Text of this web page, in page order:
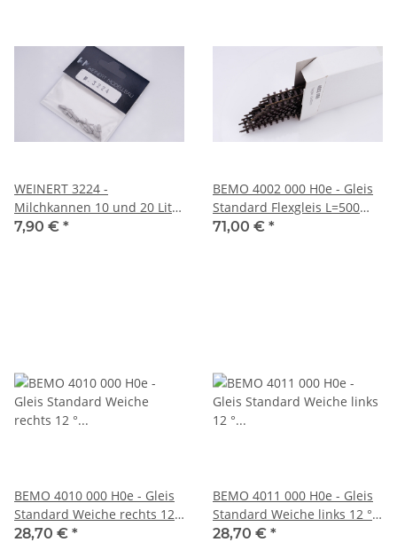
WEINERT 3224 -
Milchkannen 10 und 20 Liter
- VPE=5 Stück
7,90 € *
BEMO 4002 000 H0e - Gleis
Standard Flexgleis L=500
mm, braun - VPE=10 Stück
71,00 € *
BEMO 4010 000 H0e - Gleis
Standard Weiche rechts 12 °
L=147 mm, R=515 mm,
28,70 € *
BEMO 4011 000 H0e - Gleis
Standard Weiche links 12 °
L=147 mm, R=515 mm,
28,70 € *